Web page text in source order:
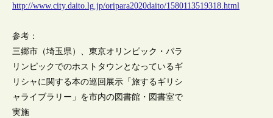
http://www.city.daito.lg.jp/oripara2020daito/1580113519318.html
参考：
三郷市（埼玉県）、東京オリンピック・パラ
リンピックでのホストタウンとなっているギ
リシャに関する本の巡回展示「旅するギリシ
ャライブラリー」を市内の図書館・図書室で
実施